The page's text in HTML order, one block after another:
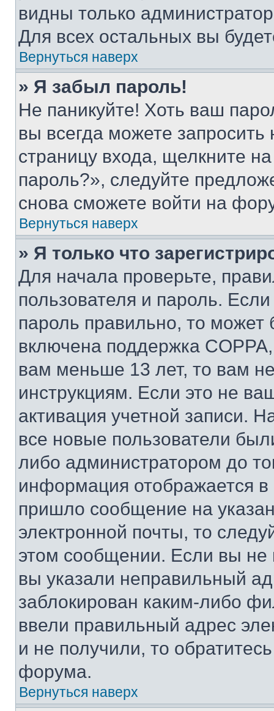
видны только
Для всех остальных вы
Вернуться наверх
» Я забыл пароль!
Не паникуйте! Хоть ваш
вы всегда можете
страницу входа, щелкните
пароль?», следуйте
снова сможете войти на
Вернуться наверх
» Я только что
Для начала проверьте,
пользователя и пароль.
пароль правильно, то может
включена поддержка
вам меньше 13 лет, то вам
инструкциям. Если это не
активация учетной записи.
все новые пользователи
либо администратором до
информация отображается
пришло сообщение на
электронной почты, то
этом сообщении. Если вы
вы указали неправильный
заблокирован каким-либо
ввели правильный адрес
и не получили, то
форума.
Вернуться наверх